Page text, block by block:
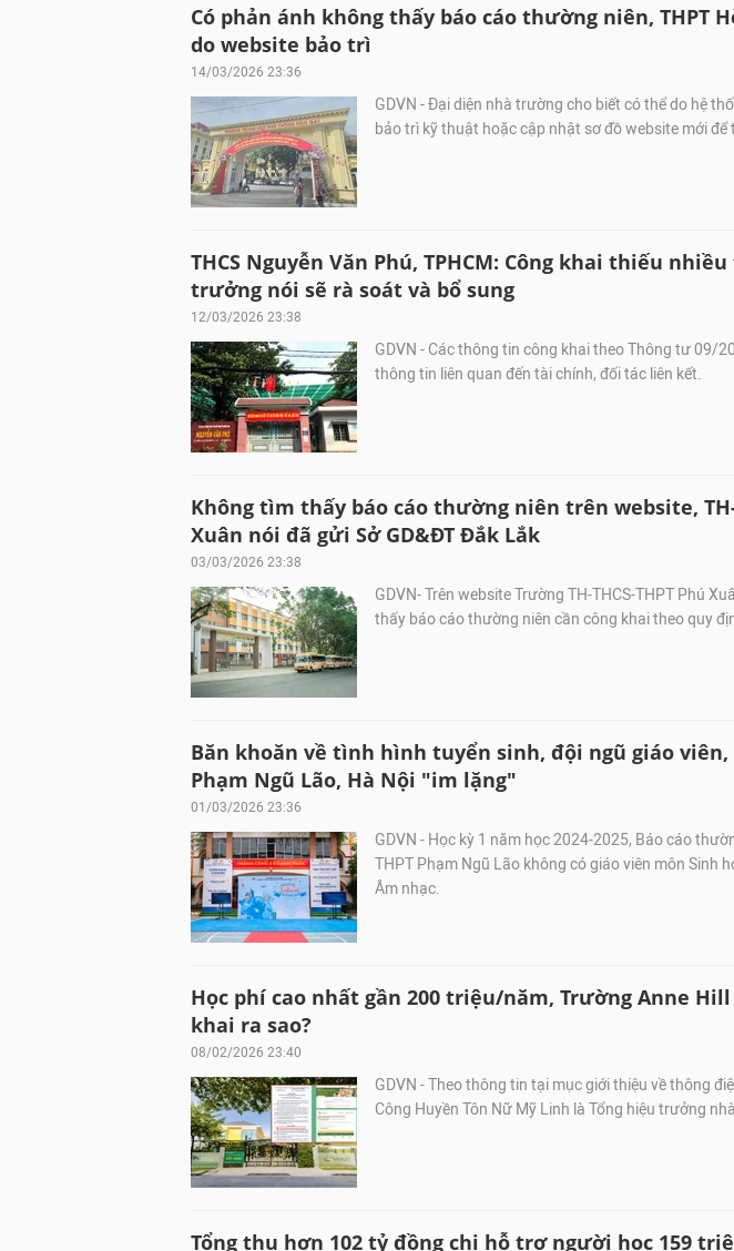
Có phản ánh không thấy báo cáo thường niên, THPT
do website bảo trì
14/03/2026 23:36
GDVN - Đại diện nhà trường cho biết có thể do hệ
bảo trì kỹ thuật hoặc cập nhật sơ đồ website mới
THCS Nguyễn Văn Phú, TPHCM: Công khai thiếu
trưởng nói sẽ rà soát và bổ sung
12/03/2026 23:38
GDVN - Các thông tin công khai theo Thông tư 09/
thông tin liên quan đến tài chính, đối tác liên kết.
Không tìm thấy báo cáo thường niên trên website, TH-
Xuân nói đã gửi Sở GD&ĐT Đắk Lắk
03/03/2026 23:38
GDVN- Trên website Trường TH-THCS-THPT Phú
thấy báo cáo thường niên cần công khai theo quy
Băn khoăn về tình hình tuyển sinh, đội ngũ giáo viên,
Phạm Ngũ Lão, Hà Nội "im lặng"
01/03/2026 23:36
GDVN - Học kỳ 1 năm học 2024-2025, Báo cáo
THPT Phạm Ngũ Lão không có giáo viên môn Sinh
Âm nhạc.
Học phí cao nhất gần 200 triệu/năm, Trường Anne
khai ra sao?
08/02/2026 23:40
GDVN - Theo thông tin tại mục giới thiệu về thông
Công Huyền Tôn Nữ Mỹ Linh là Tổng hiệu trưởng
Tổng thu hơn 102 tỷ đồng chi hỗ trợ người học 159